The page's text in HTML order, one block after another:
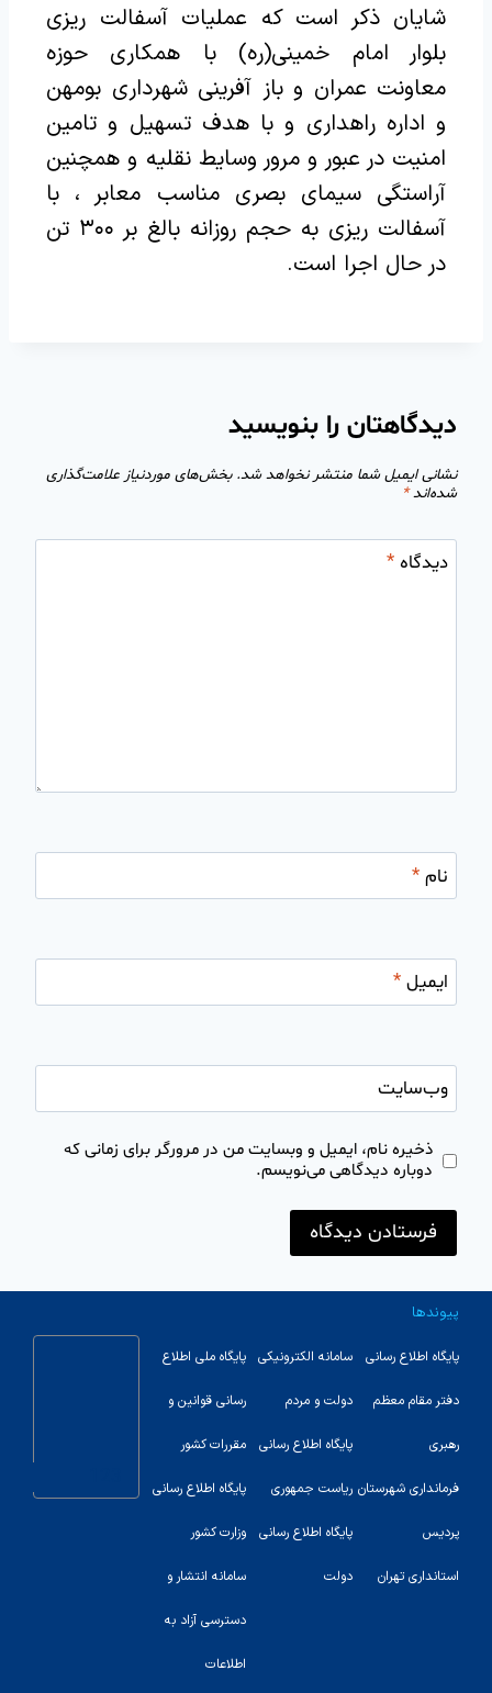
شایان ذکر است که عملیات آسفالت ریزی
بلوار امام خمینی(ره) با همکاری حوزه
معاونت عمران و باز آفرینی شهرداری بومهن
و اداره راهداری و با هدف تسهیل و تامین
امنیت در عبور و مرور وسایط نقلیه و همچنین
آراستگی سیمای بصری مناسب معابر ، با
آسفالت ریزی به حجم روزانه بالغ بر ۳۰۰ تن
در حال اجرا است.‌
دیدگاهتان را بنویسید
نشانی ایمیل شما منتشر نخواهد شد. بخش‌های موردنیاز علامت‌گذاری
شده‌اند*
دیدگاه*
نام*
ایمیل*
وب‌سایت
ذخیره نام، ایمیل و وبسایت من در مرورگر برای زمانی که
دوباره دیدگاهی می‌نویسم.
پیوندها
پایگاه اطلاع رسانی
دفتر مقام معظم
رهبری
فرمانداری شهرستان
پردیس
استانداری تهران
سامانه الکترونیکی
دولت و مردم
پایگاه اطلاع رسانی
ریاست جمهوری
پایگاه اطلاع رسانی
دولت
پایگاه ملی اطلاع
رسانی قوانین و
مقررات کشور
پایگاه اطلاع رسانی
وزارت کشور
سامانه انتشار و
دسترسی آزاد به
اطلاعات